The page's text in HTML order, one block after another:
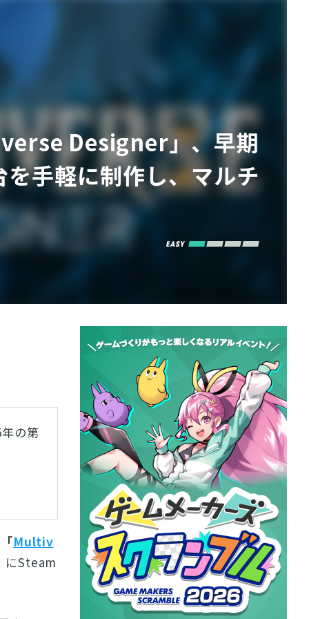
Designer」、早期
手軽に制作し、マルチ
の第
「Multiv
にSteam